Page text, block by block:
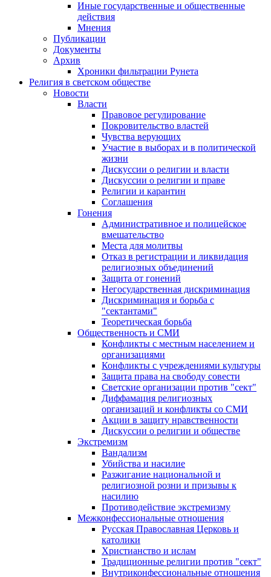
Иные государственные и общественные
действия
Мнения
Публикации
Документы
Архив
Хроники фильтрации Рунета
Религия в светском обществе
Новости
Власти
Правовое регулирование
Покровительство властей
Чувства верующих
Участие в выборах и в политической
жизни
Дискуссии о религии и власти
Дискуссии о религии и праве
Религии и карантин
Соглашения
Гонения
Административное и полицейское
вмешательство
Места для молитвы
Отказ в регистрации и ликвидация
религиозных объединений
Защита от гонений
Негосударственная дискриминация
Дискриминация и борьба с
"сектантами"
Теоретическая борьба
Общественность и СМИ
Конфликты с местным населением и
организациями
Конфликты с учреждениями культуры
Защита права на свободу совести
Светские организации против "сект"
Диффамация религиозных
организаций и конфликты со СМИ
Акции в защиту нравственности
Дискуссии о религии и обществе
Экстремизм
Вандализм
Убийства и насилие
Разжигание национальной и
религиозной розни и призывы к
насилию
Противодействие экстремизму
Межконфессиональные отношения
Русская Православная Церковь и
католики
Христианство и ислам
Традиционные религии против "сект"
Внутриконфессиональные отношения